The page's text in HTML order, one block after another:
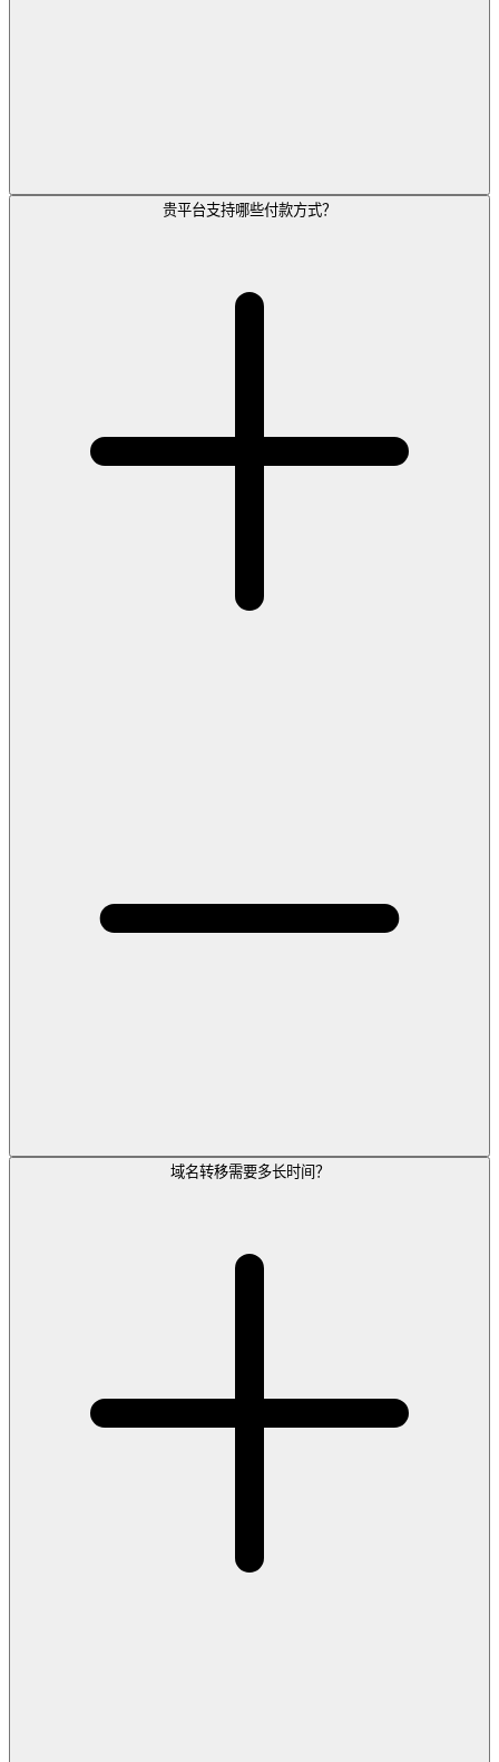
贵平台支持哪些付款方式？
域名转移需要多长时间？